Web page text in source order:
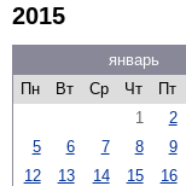
2015
январь
Пн
Вт Ср Чт Пт
1
2
5
6 7 8 9
12
13 14 15 16